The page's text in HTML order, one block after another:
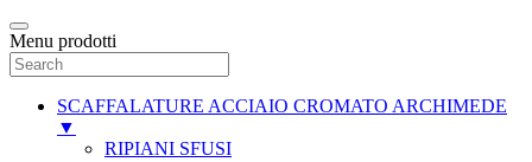
Menu prodotti
SCAFFALATURE ACCIAIO CROMATO ARCHIMEDE
▼
RIPIANI SFUSI